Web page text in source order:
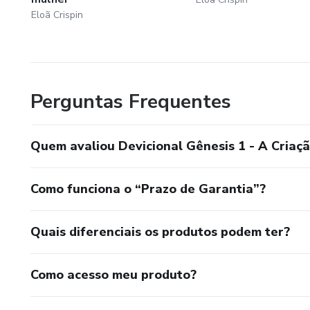
Eloã Crispin
Perguntas Frequentes
Quem avaliou Devicional Gênesis 1 - A
Como funciona o “Prazo de Garantia”?
Quais diferenciais os produtos podem ter?
Como acesso meu produto?